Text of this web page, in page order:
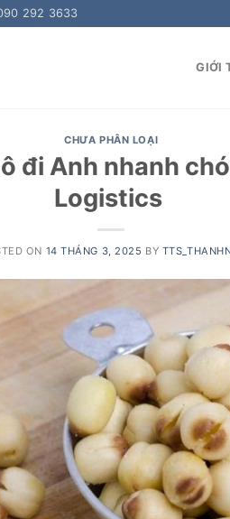
292 3633
GIỚI
CHƯA PHÂN LOẠI
đi Anh nhanh
Logistics
ON 14 THÁNG 3, 2025 BY